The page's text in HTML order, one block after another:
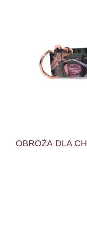
OBROŻA DLA